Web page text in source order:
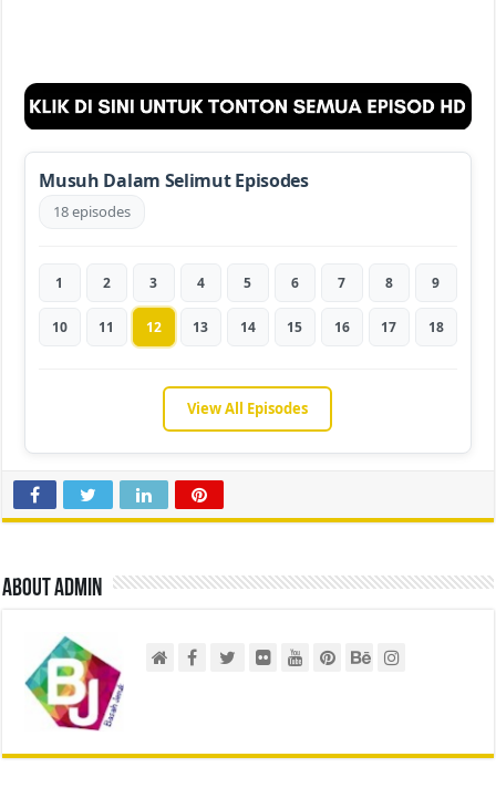
Musuh Dalam Selimut Episodes
18 episodes
1 2 3 4 5 6 7 8 9
10 11 12 13 14 15 16 17 18
View All Episodes
About admin